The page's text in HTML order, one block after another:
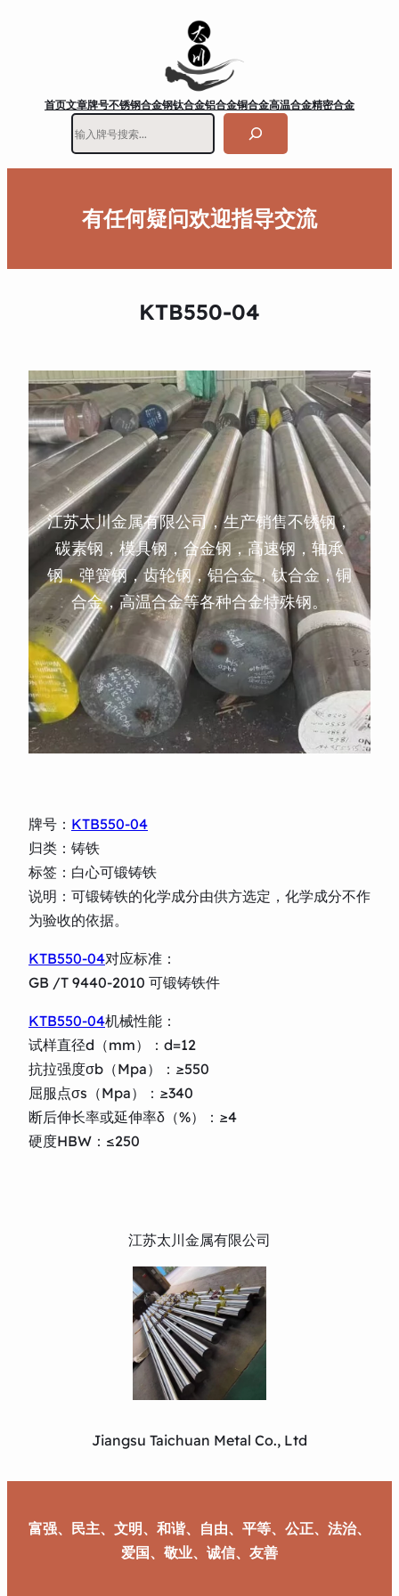
首页文章牌号不锈钢合金钢钛合金铝合金铜合金高温合金精密合金
有任何疑问欢迎指导交流
KTB550-04
江苏太川金属有限公司，生产销售不锈钢，
碳素钢，模具钢，合金钢，高速钢，轴承
钢，弹簧钢，齿轮钢，铝合金，钛合金，铜
合金，高温合金等各种合金特殊钢。
牌号： KTB550-04
归类：铸铁
标签：白心可锻铸铁
说明：可锻铸铁的化学成分由供方选定，化学成分不作
为验收的依据。
KTB550-04对应标准：
GB /T 9440-2010 可锻铸铁件
KTB550-04机械性能：
试样直径d（mm）：d=12
抗拉强度σb（Mpa）：≥550
屈服点σs（Mpa）：≥340
断后伸长率或延伸率δ（%）：≥4
硬度HBW：≤250
江苏太川金属有限公司
Jiangsu Taichuan Metal Co., Ltd
富强、民主、文明、和谐、自由、平等、公正、法治、
爱国、敬业、诚信、友善